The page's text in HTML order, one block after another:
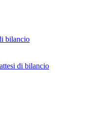
bilancio
di bilancio